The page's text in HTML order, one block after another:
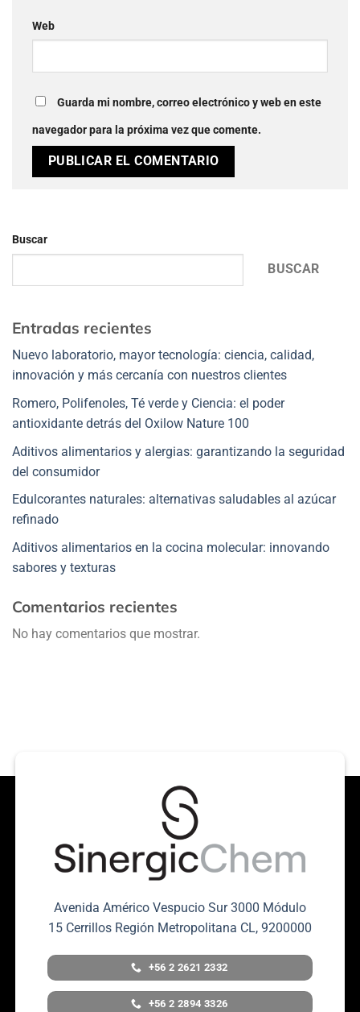
Web
Guarda mi nombre, correo electrónico y web en este
navegador para la próxima vez que comente.
Buscar
BUSCAR
Entradas recientes
Nuevo laboratorio, mayor tecnología: ciencia, calidad,
innovación y más cercanía con nuestros clientes
Romero, Polifenoles, Té verde y Ciencia: el poder
antioxidante detrás del Oxilow Nature 100
Aditivos alimentarios y alergias: garantizando la seguridad
del consumidor
Edulcorantes naturales: alternativas saludables al azúcar
refinado
Aditivos alimentarios en la cocina molecular: innovando
sabores y texturas
Comentarios recientes
No hay comentarios que mostrar.
Avenida Américo Vespucio Sur 3000 Módulo
15 Cerrillos Región Metropolitana CL, 9200000
+56 2 2621 2332
+56 2 2894 3326